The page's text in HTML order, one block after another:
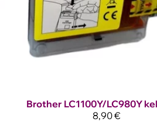
Brother LC1100Y/LC980Y
8,90 €